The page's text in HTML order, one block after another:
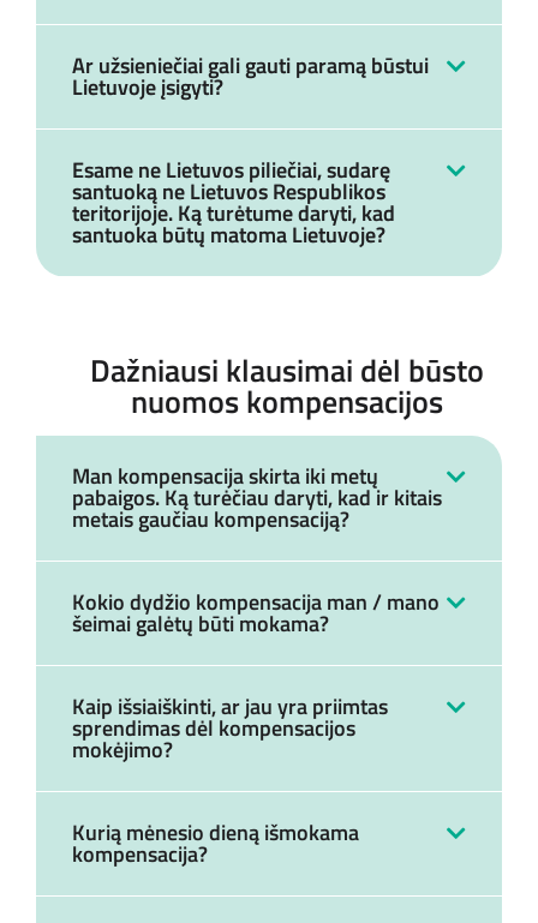
Ar užsieniečiai gali gauti paramą būstui
Lietuvoje įsigyti?
Esame ne Lietuvos piliečiai, sudarę
santuoką ne Lietuvos Respublikos
teritorijoje. Ką turėtume daryti, kad
santuoka būtų matoma Lietuvoje?
Dažniausi klausimai dėl būsto
nuomos kompensacijos
Man kompensacija skirta iki metų
pabaigos. Ką turėčiau daryti, kad ir kitais
metais gaučiau kompensaciją?
Kokio dydžio kompensacija man / mano
šeimai galėtų būti mokama?
Kaip išsiaiškinti, ar jau yra priimtas
sprendimas dėl kompensacijos
mokėjimo?
Kurią mėnesio dieną išmokama
kompensacija?